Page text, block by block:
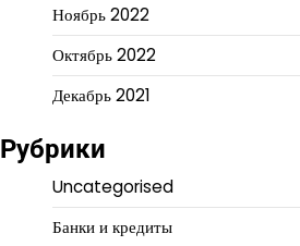
Ноябрь 2022
Октябрь 2022
Декабрь 2021
Рубрики
Uncategorised
Банки и кредиты